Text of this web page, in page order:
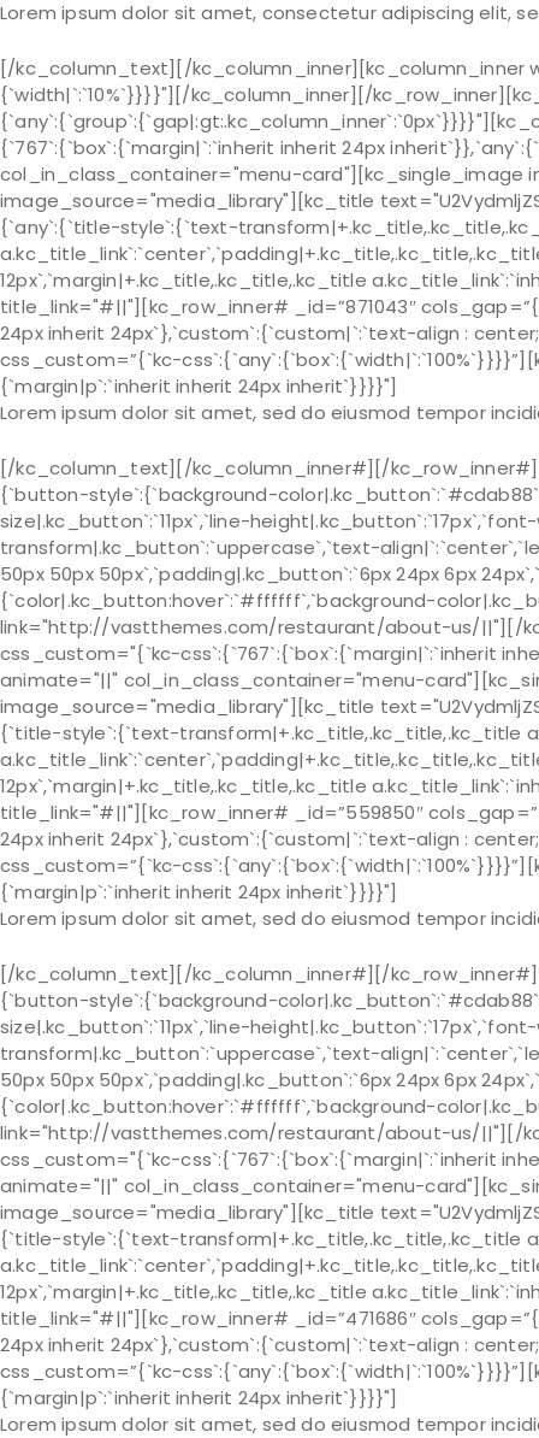
Lorem ipsum dolor sit amet, consectetur adipiscing elit,
[/kc_column_text][/kc_column_inner][kc_column_inner
{`width|`:`10%`}}}}"][/kc_column_inner][/
{`767`:{`box`:{`margin|`:`inherit inherit 24px
col_in_class_container="menu-card"][kc_single_image
image_source="media_library"][kc_title
{`any`:{`title-style`:{`text-
12px`,`margin|+.kc_title,.kc_title,.kc_title
title_link="#||"][kc_row_inner# _id=”871043″
24px inherit 24px`},`custom`:{`custom|`:`text-align :
css_custom=”{`kc-
{`margin|p`:`inherit inherit 24px inherit`}}}}"]
Lorem ipsum dolor sit amet, sed do eiusmod tempor
[/kc_column_text][/kc_column_inner#][/
{`button-style`:{`background-
size|.kc_button`:`11px`,`line-
transform|.kc_button`:`uppercase`,`text-
50px 50px 50px`,`padding|.kc_button`:`6px 24px 6px
{`color|.kc_button:hover`:`#ffffff`,`background-
link="http://vastthemes.com/restaurant/about-us/||"][/
css_custom="{`kc-css`:{`767`:{`box`:{`margin|`:`inherit
animate="||" col_in_class_container="menu-
image_source="media_library"][kc_title
{`title-style`:{`text-transform|+.kc_title,.kc_title,.kc_title
12px`,`margin|+.kc_title,.kc_title,.kc_title
title_link="#||"][kc_row_inner# _id=”559850″
24px inherit 24px`},`custom`:{`custom|`:`text-align :
css_custom=”{`kc-
{`margin|p`:`inherit inherit 24px inherit`}}}}"]
Lorem ipsum dolor sit amet, sed do eiusmod tempor
[/kc_column_text][/kc_column_inner#][/
{`button-style`:{`background-
size|.kc_button`:`11px`,`line-
transform|.kc_button`:`uppercase`,`text-
50px 50px 50px`,`padding|.kc_button`:`6px 24px 6px
{`color|.kc_button:hover`:`#ffffff`,`background-
link="http://vastthemes.com/restaurant/about-us/||"][/
css_custom="{`kc-css`:{`767`:{`box`:{`margin|`:`inherit
animate="||" col_in_class_container="menu-
image_source="media_library"][kc_title
{`title-style`:{`text-transform|+.kc_title,.kc_title,.kc_title
12px`,`margin|+.kc_title,.kc_title,.kc_title
title_link="#||"][kc_row_inner# _id=”471686″
24px inherit 24px`},`custom`:{`custom|`:`text-align :
css_custom=”{`kc-
{`margin|p`:`inherit inherit 24px inherit`}}}}"]
Lorem ipsum dolor sit amet, sed do eiusmod tempor